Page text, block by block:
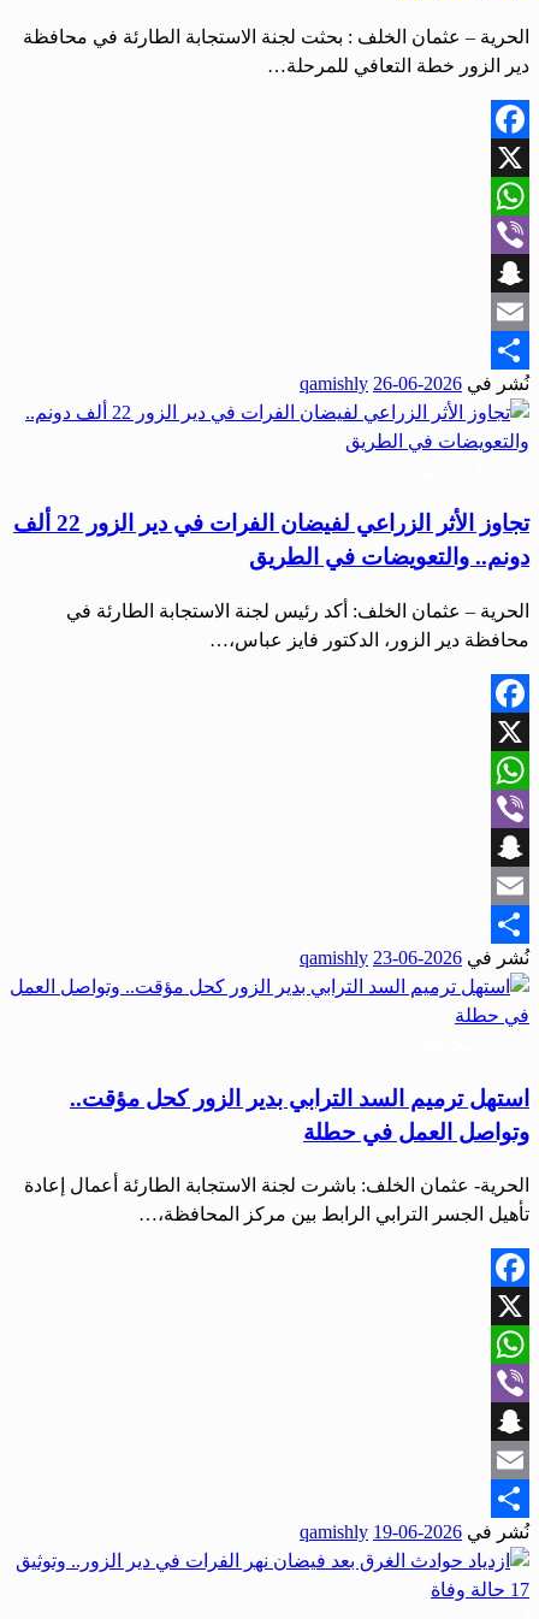
الحرية – عثمان الخلف : بحثت لجنة الاستجابة الطارئة في محافظة
دير الزور خطة التعافي للمرحلة…
Facebook
X
WhatsApp
Viber
Snapchat
Email
Share
نُشر في 2026-06-26
qamishly
تجاوز الأثر الزراعي لفيضان الفرات في دير الزور 22 ألف
دونم.. والتعويضات في الطريق
الحرية – عثمان الخلف: أكد رئيس لجنة الاستجابة الطارئة في
محافظة دير الزور، الدكتور فايز عباس،…
Facebook
X
WhatsApp
Viber
Snapchat
Email
Share
نُشر في 2026-06-23
qamishly
استهل ترميم السد الترابي بدير الزور كحل مؤقت..
وتواصل العمل في حطلة
الحرية- عثمان الخلف: باشرت لجنة الاستجابة الطارئة أعمال إعادة
تأهيل الجسر الترابي الرابط بين مركز المحافظة،…
Facebook
X
WhatsApp
Viber
Snapchat
Email
Share
نُشر في 2026-06-19
qamishly